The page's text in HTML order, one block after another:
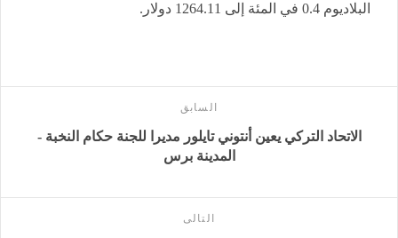
البلاديوم 0.4 في المئة إلى 1264.11 دولار.
السابق
الاتحاد التركي يعين أنتوني تايلور مديرا للجنة حكام النخبة -
المدينة برس
التالى